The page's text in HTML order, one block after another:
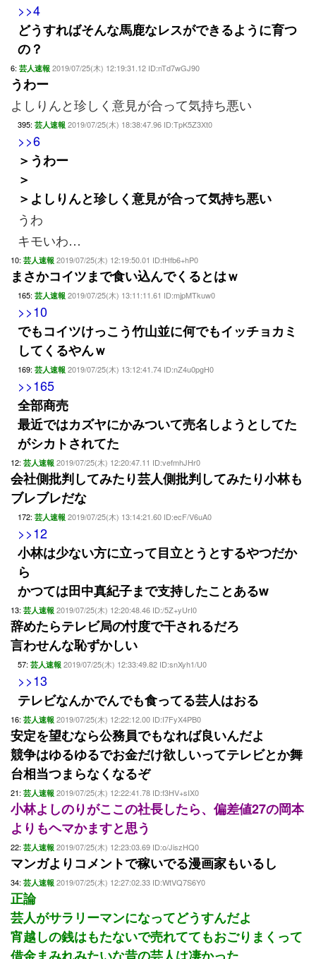
>>4
どうすればそんな馬鹿なレスができるように育つ
の？
6: 芸人速報 2019/07/25(木) 12:19:31.12 ID:nTd7wGJ90
うわー
よしりんと珍しく意見が合って気持ち悪い
395: 芸人速報 2019/07/25(木) 18:38:47.96 ID:TpK5Z3Xt0
>>6
＞うわー
＞
＞よしりんと珍しく意見が合って気持ち悪い
うわ
キモいわ…
10: 芸人速報 2019/07/25(木) 12:19:50.01 ID:fHfb6+hP0
まさかコイツまで食い込んでくるとはｗ
165: 芸人速報 2019/07/25(木) 13:11:11.61 ID:mjpMTkuw0
>>10
でもコイツけっこう竹山並に何でもイッチョカミ
してくるやんｗ
169: 芸人速報 2019/07/25(木) 13:12:41.74 ID:nZ4u0pgH0
>>165
全部商売
最近ではカズヤにかみついて売名しようとしてた
がシカトされてた
12: 芸人速報 2019/07/25(木) 12:20:47.11 ID:vefmhJHr0
会社側批判してみたり芸人側批判してみたり小林も
ブレブレだな
172: 芸人速報 2019/07/25(木) 13:14:21.60 ID:ecF/V6uA0
>>12
小林は少ない方に立って目立とうとするやつだか
ら
かつては田中真紀子まで支持したことあるw
13: 芸人速報 2019/07/25(木) 12:20:48.46 ID:/5Z+yUrI0
辞めたらテレビ局の忖度で干されるだろ
言わせんな恥ずかしい
57: 芸人速報 2019/07/25(木) 12:33:49.82 ID:snXyh1/U0
>>13
テレビなんかでんでも食ってる芸人はおる
16: 芸人速報 2019/07/25(木) 12:22:12.00 ID:I7FyX4PB0
安定を望むなら公務員でもなれば良いんだよ
競争はゆるゆるでお金だけ欲しいってテレビとか舞
台相当つまらなくなるぞ
21: 芸人速報 2019/07/25(木) 12:22:41.78 ID:f3HV+sIX0
小林よしのりがここの社長したら、偏差値27の岡本
よりもヘマかますと思う
22: 芸人速報 2019/07/25(木) 12:23:03.69 ID:o/JiszHQ0
マンガよりコメントで稼いでる漫画家もいるし
34: 芸人速報 2019/07/25(木) 12:27:02.33 ID:WtVQ7S6Y0
正論
芸人がサラリーマンになってどうすんだよ
宵越しの銭はもたないで売れててもおごりまくって